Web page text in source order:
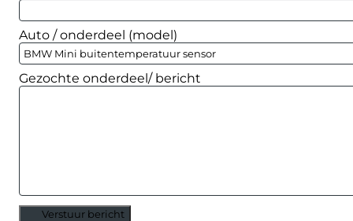
Auto / onderdeel (model)
Gezochte onderdeel/ bericht
Verstuur bericht